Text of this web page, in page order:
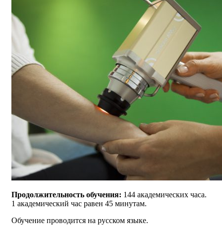
Продолжительность обучения: 144 академических часа.
1 академический час равен 45 минутам.
Обучение проводится на русском языке.